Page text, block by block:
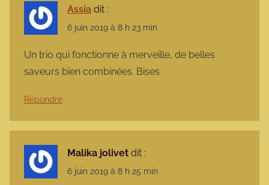
Assia dit :
6 juin 2019 à 8 h 23 min
Un trio qui fonctionne à merveille, de belles
saveurs bien combinées. Bises
Répondre
Malika jolivet dit :
6 juin 2019 à 8 h 25 min